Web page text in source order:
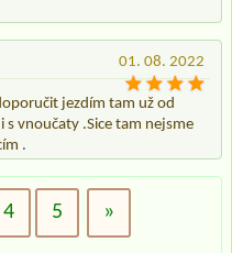
01. 08. 2022
jezdím tam už od
vnoučaty .Sice tam nejsme
.
4 5 »